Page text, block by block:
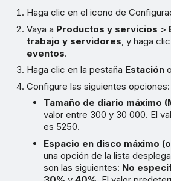
Haga clic en el icono de
Vaya a Productos y servicios >
trabajo y servidores , y haga
eventos.
Haga clic en la pestaña Estación
Configure las siguientes opciones:
Tamaño de diario máximo
valor entre 300 y 30 000. El
es 5250.
Espacio en disco máximo
una opción de la lista
son las siguientes: No